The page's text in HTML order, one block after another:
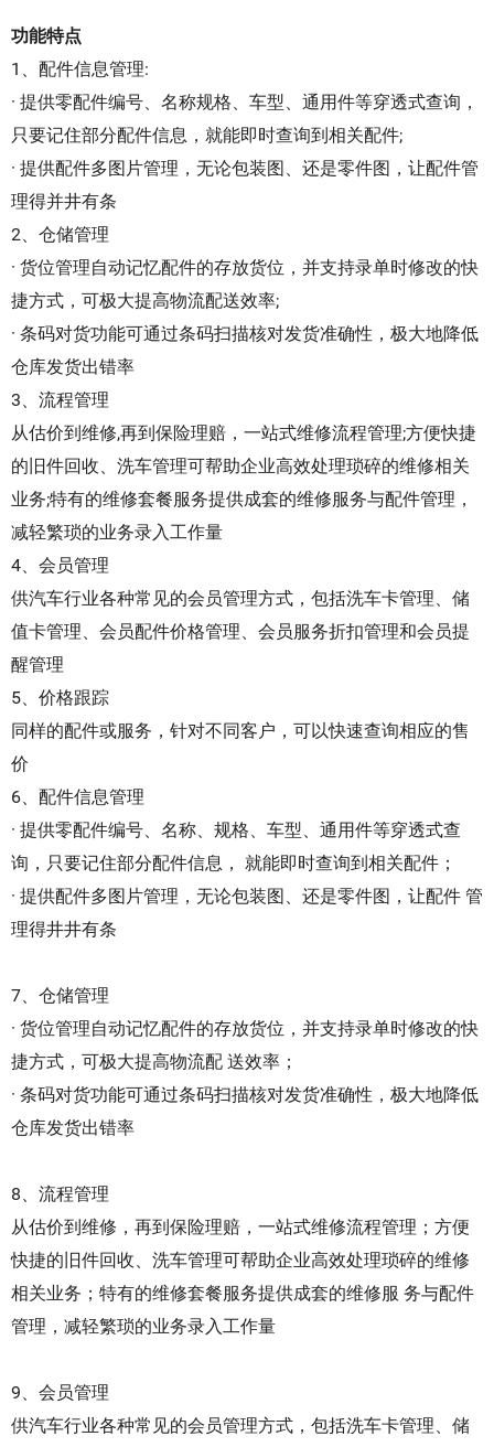
功能特点
1、配件信息管理:
· 提供零配件编号、名称规格、车型、通用件等穿透式查询，
只要记住部分配件信息，就能即时查询到相关配件;
· 提供配件多图片管理，无论包装图、还是零件图，让配件管
理得并井有条
2、仓储管理
· 货位管理自动记忆配件的存放货位，并支持录单时修改的快
捷方式，可极大提高物流配送效率;
· 条码对货功能可通过条码扫描核对发货准确性，极大地降低
仓库发货出错率
3、流程管理
从估价到维修,再到保险理赔，一站式维修流程管理;方便快捷
的旧件回收、洗车管理可帮助企业高效处理琐碎的维修相关
业务;特有的维修套餐服务提供成套的维修服务与配件管理，
减轻繁琐的业务录入工作量
4、会员管理
供汽车行业各种常见的会员管理方式，包括洗车卡管理、储
值卡管理、会员配件价格管理、会员服务折扣管理和会员提
醒管理
5、价格跟踪
同样的配件或服务，针对不同客户，可以快速查询相应的售
价
6、配件信息管理
· 提供零配件编号、名称、规格、车型、通用件等穿透式查
询，只要记住部分配件信息， 就能即时查询到相关配件；
· 提供配件多图片管理，无论包装图、还是零件图，让配件 管
理得井井有条
7、仓储管理
· 货位管理自动记忆配件的存放货位，并支持录单时修改的快
捷方式，可极大提高物流配 送效率；
· 条码对货功能可通过条码扫描核对发货准确性，极大地降低
仓库发货出错率
8、流程管理
从估价到维修，再到保险理赔，一站式维修流程管理；方便
快捷的旧件回收、洗车管理可帮助企业高效处理琐碎的维修
相关业务；特有的维修套餐服务提供成套的维修服 务与配件
管理，减轻繁琐的业务录入工作量
9、会员管理
供汽车行业各种常见的会员管理方式，包括洗车卡管理、储